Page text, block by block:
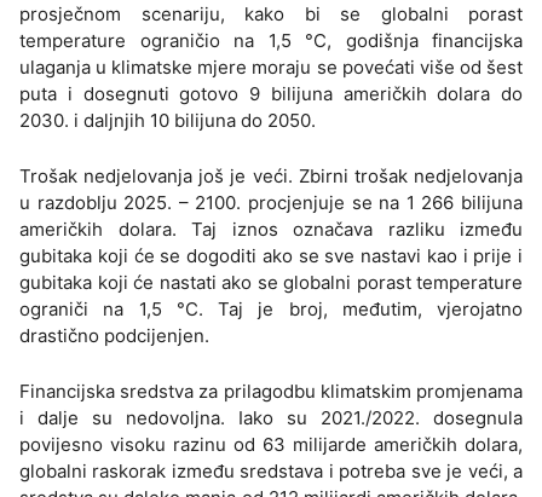
prosječnom scenariju, kako bi se globalni porast
temperature ograničio na 1,5 °C, godišnja financijska
ulaganja u klimatske mjere moraju se povećati više od šest
puta i dosegnuti gotovo 9 bilijuna američkih dolara do
2030. i daljnjih 10 bilijuna do 2050.
Trošak nedjelovanja još je veći. Zbirni trošak nedjelovanja
u razdoblju 2025. – 2100. procjenjuje se na 1 266 bilijuna
američkih dolara. Taj iznos označava razliku između
gubitaka koji će se dogoditi ako se sve nastavi kao i prije i
gubitaka koji će nastati ako se globalni porast temperature
ograniči na 1,5 °C. Taj je broj, međutim, vjerojatno
drastično podcijenjen.
Financijska sredstva za prilagodbu klimatskim promjenama
i dalje su nedovoljna. Iako su 2021./2022. dosegnula
povijesno visoku razinu od 63 milijarde američkih dolara,
globalni raskorak između sredstava i potreba sve je veći, a